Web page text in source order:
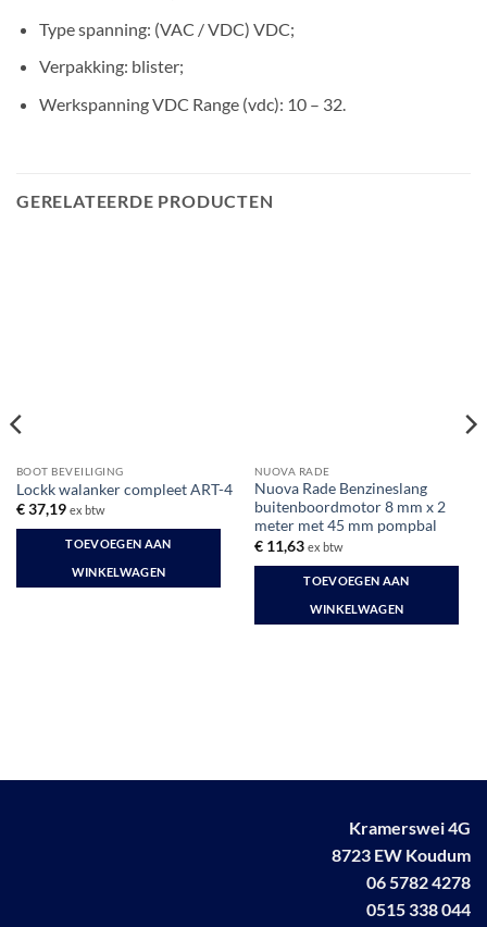
Type spanning: (VAC / VDC) VDC;
Verpakking: blister;
Werkspanning VDC Range (vdc): 10 – 32.
GERELATEERDE PRODUCTEN
BOOT BEVEILIGING
Lockk walanker compleet ART-4
€37,19 ex btw
TOEVOEGEN AAN
WINKELWAGEN
NUOVA RADE
Nuova Rade Benzineslang
buitenboordmotor 8 mm x 2
meter met 45 mm pompbal
€11,63 ex btw
TOEVOEGEN AAN
WINKELWAGEN
Kramerswei 4G
8723 EW Koudum
06 5782 4278
0515 338 044